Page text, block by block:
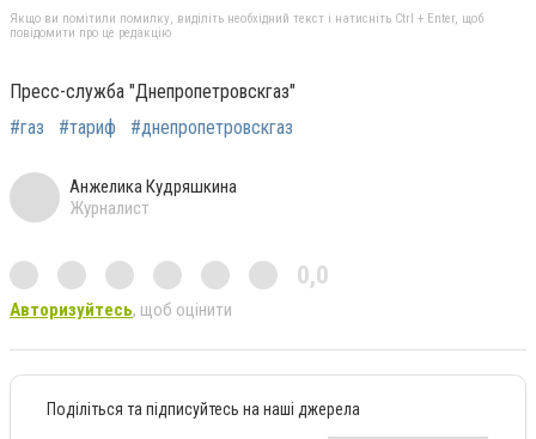
Якщо ви помітили помилку, виділіть необхідний текст і натисніть Ctrl + Enter, щоб
повідомити про це редакцію
Пресс-служба "Днепропетровскгаз"
#газ
#тариф #днепропетровскгаз
Анжелика Кудряшкина
Журналист
0,0
Авторизуйтесь, щоб оцінити
Поділіться та підписуйтесь на наші джерела